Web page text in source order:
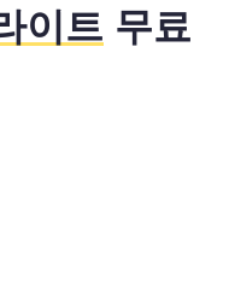
이트 무료